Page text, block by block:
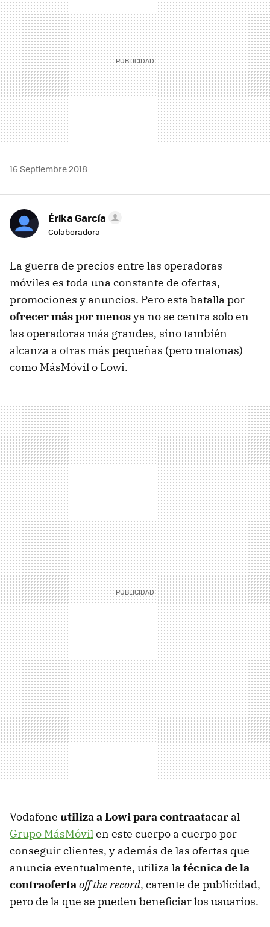
16 Septiembre 2018
Érika García
Colaboradora
La guerra de precios entre las operadoras
móviles es toda una constante de ofertas,
promociones y anuncios. Pero esta batalla por
ofrecer más por menosya no se centra solo en
las operadoras más grandes, sino también
alcanza a otras más pequeñas (pero matonas)
como MásMóvil o Lowi.
Vodafone utiliza a Lowi para contraatacar al
Grupo MásMóvilen este cuerpo a cuerpo por
conseguir clientes, y además de las ofertas que
anuncia eventualmente, utiliza la técnica de la
contraofertaoff the record, carente de publicidad,
pero de la que se pueden beneficiar los usuarios.